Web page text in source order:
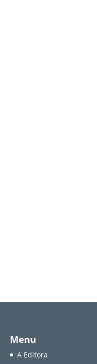
Menu
A Editora